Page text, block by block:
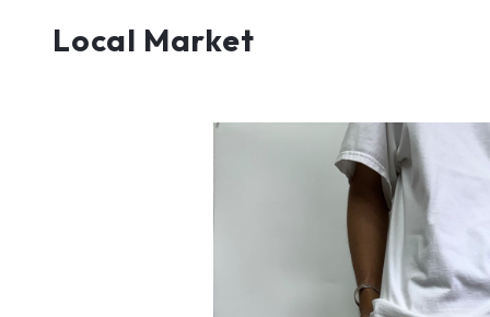
Local Market